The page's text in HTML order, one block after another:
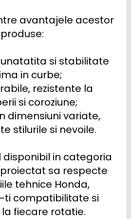
avantajele acestor
produse:
si stabilitate
in curbe;
rezistente la
si coroziune;
dimensiuni variate,
stilurile si nevoile.
disponibil in categoria
sa respecte
tehnice Honda,
ti compatibilitate si
fiecare rotatie.